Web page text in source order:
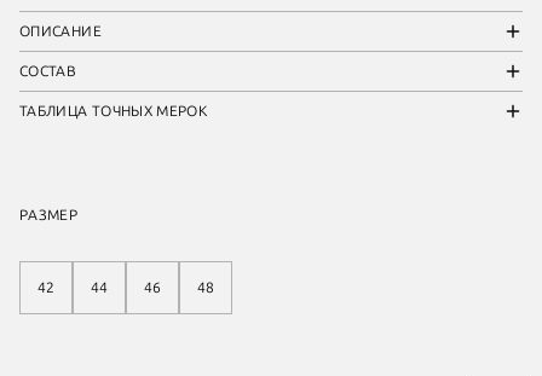
ОПИСАНИЕ
СОСТАВ
ТАБЛИЦА ТОЧНЫХ МЕРОК
РАЗМЕР
42 44 46 48